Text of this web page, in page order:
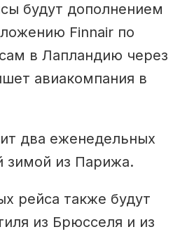
будут дополнением
Finnair по
в Лапландию через
авиакомпания в
два еженедельных
зимой из Парижа.
рейса также будут
из Брюсселя и из